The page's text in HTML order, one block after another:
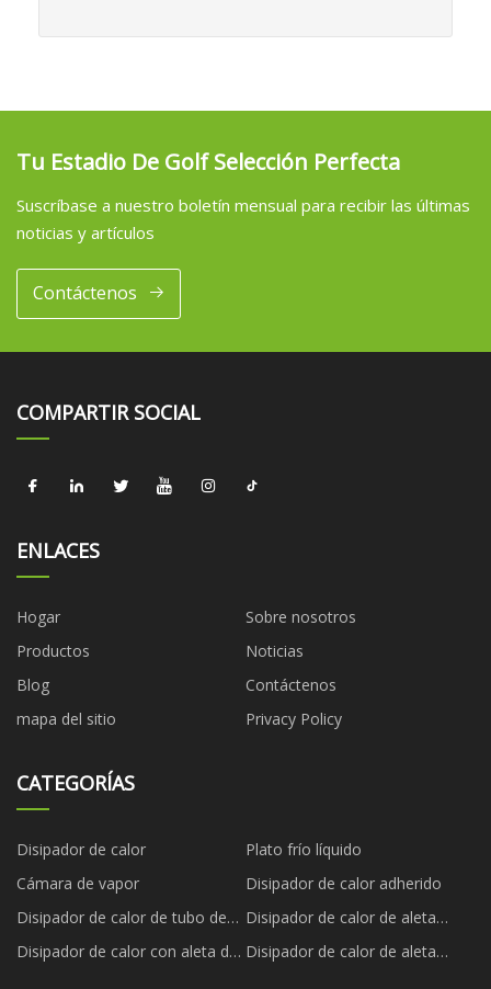
Tu Estadio De Golf Selección Perfecta
Suscríbase a nuestro boletín mensual para recibir las últimas
noticias y artículos
Contáctenos
COMPARTIR SOCIAL
ENLACES
Hogar
Sobre nosotros
Productos
Noticias
Blog
Contáctenos
mapa del sitio
Privacy Policy
CATEGORÍAS
Disipador de calor
Plato frío líquido
Cámara de vapor
Disipador de calor adherido
Disipador de calor de tubo de
calor
Disipador de calor de aleta
biselada
Disipador de calor con aleta de Disipador de calor de aleta